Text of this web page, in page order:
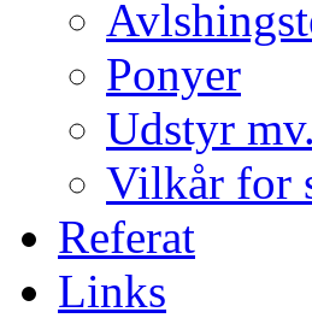
Ponyer
Udstyr mv.
Vilkår for
Referat
Links